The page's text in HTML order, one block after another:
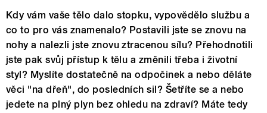
Kdy vám vaše tělo dalo stopku, vypovědělo službu a
co to pro vás znamenalo? Postavili jste se znovu na
nohy a nalezli jste znovu ztracenou sílu? Přehodnotili
jste pak svůj přístup k tělu a změnili třeba i životní
styl? Myslíte dostatečně na odpočinek a nebo děláte
věci "na dřeň", do posledních sil? Šetříte se a nebo
jedete na plný plyn bez ohledu na zdraví? Máte tedy